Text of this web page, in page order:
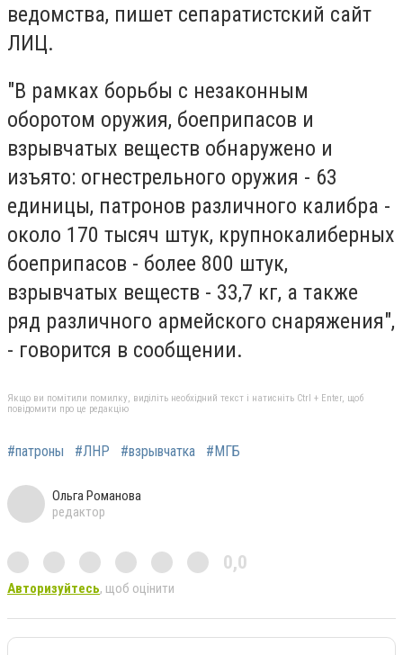
ведомства, пишет сепаратистский сайт
ЛИЦ.
"В рамках борьбы с незаконным
оборотом оружия, боеприпасов и
взрывчатых веществ обнаружено и
изъято: огнестрельного оружия - 63
единицы, патронов различного калибра -
около 170 тысяч штук, крупнокалиберных
боеприпасов - более 800 штук,
взрывчатых веществ - 33,7 кг, а также
ряд различного армейского снаряжения",
- говорится в сообщении.
Якщо ви помітили помилку, виділіть необхідний текст і натисніть Ctrl + Enter, щоб
повідомити про це редакцію
#патроны #ЛНР #взрывчатка #МГБ
Ольга Романова
редактор
0,0
Авторизуйтесь, щоб оцінити